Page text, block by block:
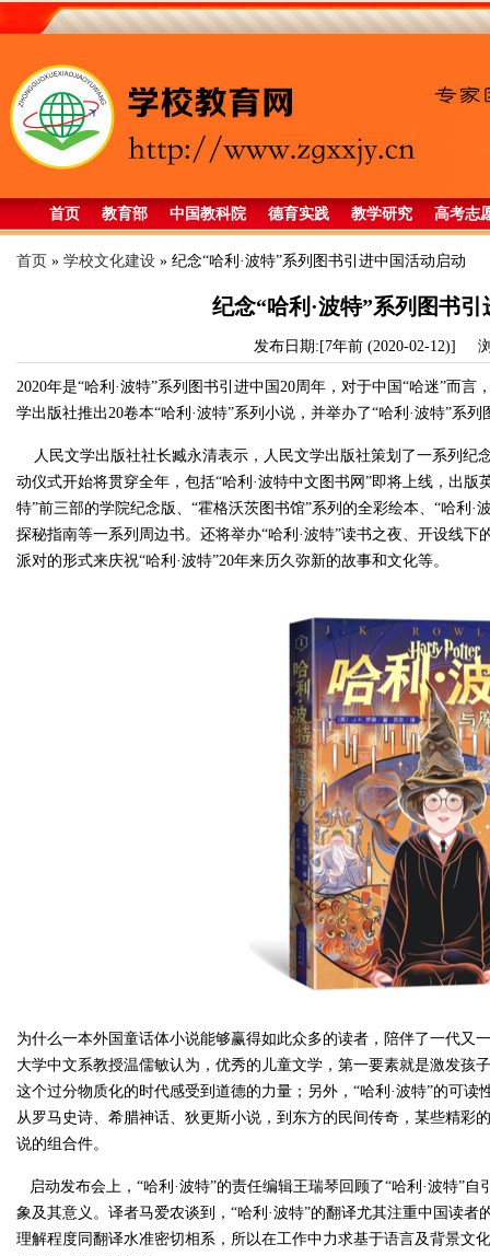
首页 教育部 中国教科院 德育实践 教学研究 高考志
首页 » 学校文化建设 » 纪念“哈利·波特”系列图书引进中国活动启动
纪念“哈利·波特”系列图书
发布日期:[7年前 (2020-02-12)]
2020年是“哈利·波特”系列图书引进中国20周年，对于中国“哈迷”而
学出版社推出20卷本“哈利·波特”系列小说，并举办了“哈利·波特”系
人民文学出版社社长臧永清表示，人民文学出版社策划了一系列纪
动仪式开始将贯穿全年，包括“哈利·波特中文图书网”即将上线，出版
特”前三部的学院纪念版、“霍格沃茨图书馆”系列的全彩绘本、“哈利·
探秘指南等一系列周边书。还将举办“哈利·波特”读书之夜、开设线
派对的形式来庆祝“哈利·波特”20年来历久弥新的故事和文化等。
为什么一本外国童话体小说能够赢得如此众多的读者，陪伴了一代又
大学中文系教授温儒敏认为，优秀的儿童文学，第一要素就是激发孩
这个过分物质化的时代感受到道德的力量；另外，“哈利·波特”的可
从罗马史诗、希腊神话、狄更斯小说，到东方的民间传奇，某些精彩
说的组合件。
启动发布会上，“哈利·波特”的责任编辑王瑞琴回顾了“哈利·波特”
象及其意义。译者马爱农谈到，“哈利·波特”的翻译尤其注重中国读
理解程度同翻译水准密切相系，所以在工作中力求基于语言及背景文